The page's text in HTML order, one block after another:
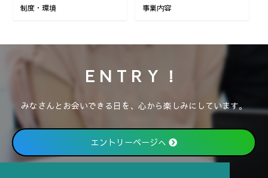
制度・環境 事業内容
ENTRY！
みなさんとお会いできる日を、心から楽しみにしています。
エントリーページへ